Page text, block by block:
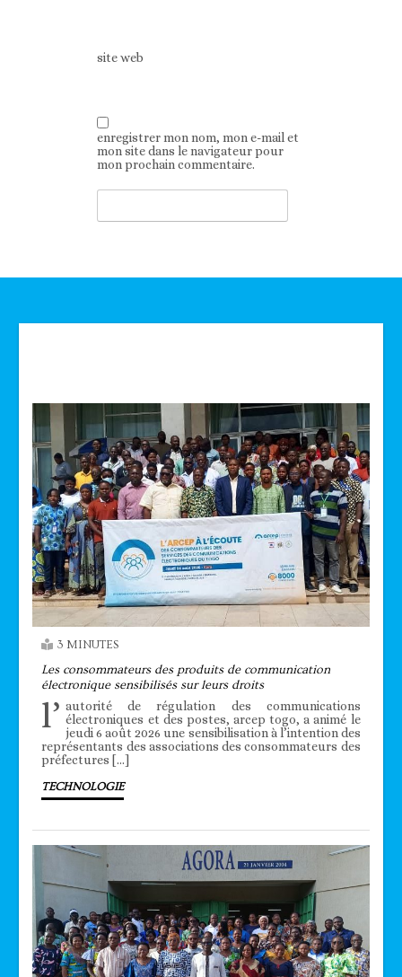
site web
enregistrer mon nom, mon e-mail et
mon site dans le navigateur pour
mon prochain commentaire.
3 MINUTES
Les consommateurs des produits de communication
électronique sensibilisés sur leurs droits
l’ autorité de régulation des communications
électroniques et des postes, arcep togo, a animé le
jeudi 6 août 2026 une sensibilisation à l’intention des
représentants des associations des consommateurs des
préfectures […]
TECHNOLOGIE